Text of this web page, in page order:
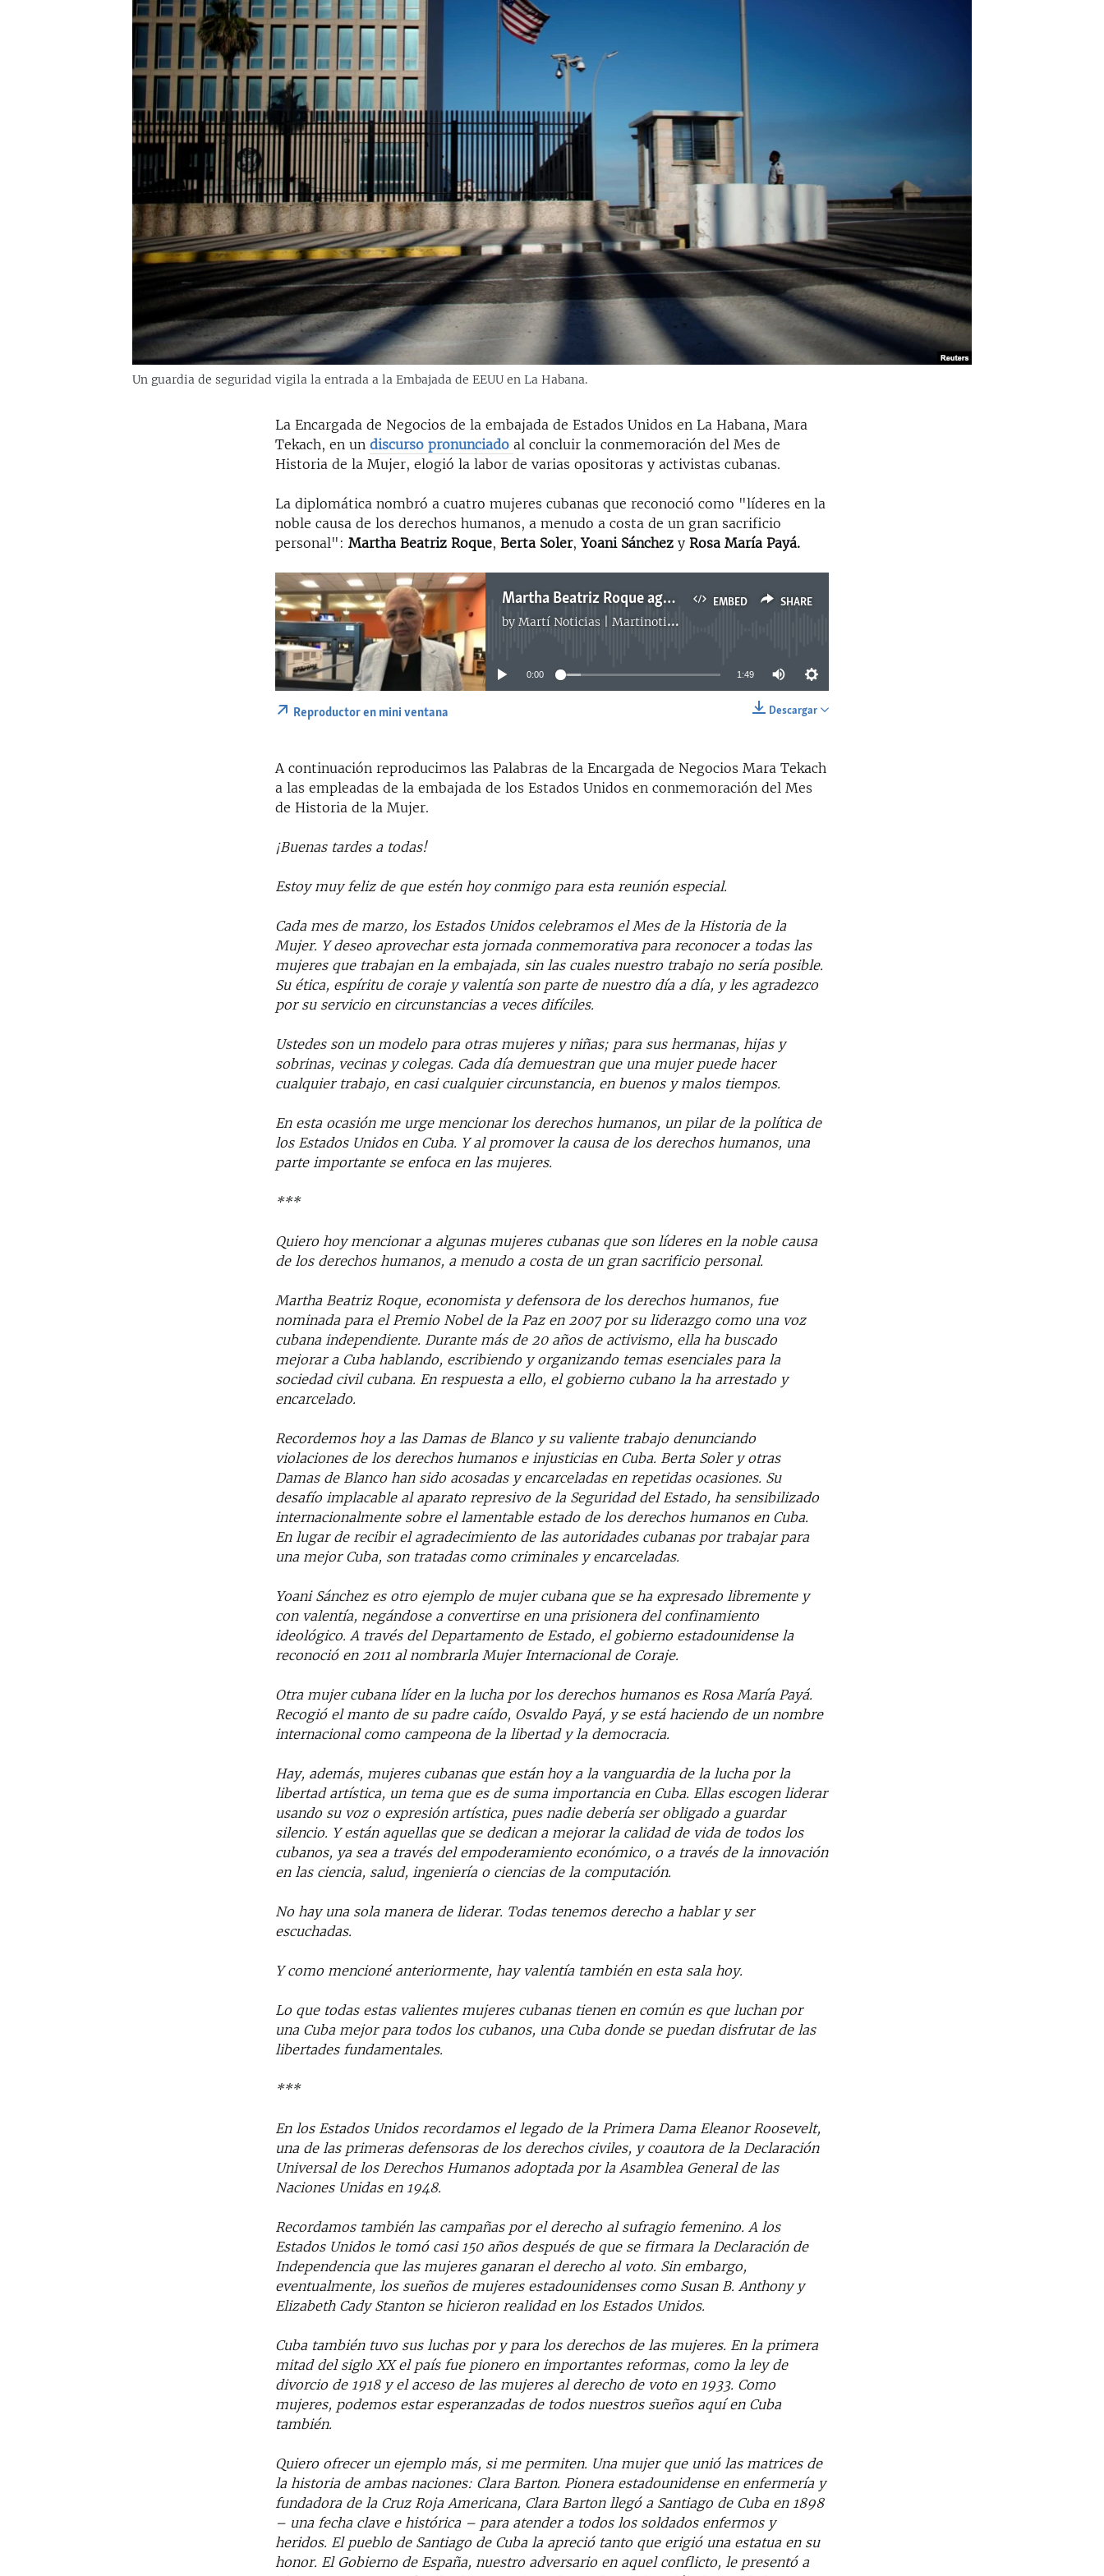
SER VIEJO EN CUBA
LOS SANTOS DE HIALEAH
DESINFORMACIÓN RUSA EN
LA INVASIÓN DE RUSIA A UCRANIA
Un guardia de seguridad vigila la entrada a la Embajada de EEUU en La Habana.
La Encargada de Negocios de la embajada de Estados Unidos en La Habana, Mara
Tekach, en undiscurso pronunciadoal concluir la conmemoración del Mes de
Historia de la Mujer, elogió la labor de varias opositoras y activistas cubanas.
La diplomática nombró a cuatro mujeres cubanas que reconoció como "líderes en la
noble causa de los derechos humanos, a menudo a costa de un gran sacrificio
personal": ​Martha Beatriz Roque, ​Berta Soler, ​Yoani Sánchez yRosa María Payá.
EMBED SHARE
Martha Beatriz Roque agradece reconocimiento de EEUU
byMartí Noticias | Martinoticias.com
No media source currently available
0:00 1:49
Descargar
Reproductor en mini ventana
A continuación reproducimos las Palabras de la Encargada de Negocios Mara Tekach
a las empleadas de la embajada de los Estados Unidos en conmemoración del Mes
de Historia de la Mujer.
¡Buenas tardes a todas!
Estoy muy feliz de que estén hoy conmigo para esta reunión especial.
Cada mes de marzo, los Estados Unidos celebramos el Mes de la Historia de la
Mujer. Y deseo aprovechar esta jornada conmemorativa para reconocer a todas las
mujeres que trabajan en la embajada, sin las cuales nuestro trabajo no sería posible.
Su ética, espíritu de coraje y valentía son parte de nuestro día a día, y les agradezco
por su servicio en circunstancias a veces difíciles.
Ustedes son un modelo para otras mujeres y niñas; para sus hermanas, hijas y
sobrinas, vecinas y colegas. Cada día demuestran que una mujer puede hacer
cualquier trabajo, en casi cualquier circunstancia, en buenos y malos tiempos.
En esta ocasión me urge mencionar los derechos humanos, un pilar de la política de
los Estados Unidos en Cuba. Y al promover la causa de los derechos humanos, una
parte importante se enfoca en las mujeres.
***
Quiero hoy mencionar a algunas mujeres cubanas que son líderes en la noble causa
de los derechos humanos, a menudo a costa de un gran sacrificio personal.
Martha Beatriz Roque, economista y defensora de los derechos humanos, fue
nominada para el Premio Nobel de la Paz en 2007 por su liderazgo como una voz
cubana independiente. Durante más de 20 años de activismo, ella ha buscado
mejorar a Cuba hablando, escribiendo y organizando temas esenciales para la
sociedad civil cubana. En respuesta a ello, el gobierno cubano la ha arrestado y
encarcelado.
Recordemos hoy a las Damas de Blanco y su valiente trabajo denunciando
violaciones de los derechos humanos e injusticias en Cuba. Berta Soler y otras
Damas de Blanco han sido acosadas y encarceladas en repetidas ocasiones. Su
desafío implacable al aparato represivo de la Seguridad del Estado, ha sensibilizado
internacionalmente sobre el lamentable estado de los derechos humanos en Cuba.
En lugar de recibir el agradecimiento de las autoridades cubanas por trabajar para
una mejor Cuba, son tratadas como criminales y encarceladas.
Yoani Sánchez es otro ejemplo de mujer cubana que se ha expresado libremente y
con valentía, negándose a convertirse en una prisionera del confinamiento
ideológico. A través del Departamento de Estado, el gobierno estadounidense la
reconoció en 2011 al nombrarla Mujer Internacional de Coraje.
Otra mujer cubana líder en la lucha por los derechos humanos es Rosa María Payá.
Recogió el manto de su padre caído, Osvaldo Payá, y se está haciendo de un nombre
internacional como campeona de la libertad y la democracia.
Hay, además, mujeres cubanas que están hoy a la vanguardia de la lucha por la
libertad artística, un tema que es de suma importancia en Cuba. Ellas escogen liderar
usando su voz o expresión artística, pues nadie debería ser obligado a guardar
silencio. Y están aquellas que se dedican a mejorar la calidad de vida de todos los
cubanos, ya sea a través del empoderamiento económico, o a través de la innovación
en las ciencia, salud, ingeniería o ciencias de la computación.
No hay una sola manera de liderar. Todas tenemos derecho a hablar y ser
escuchadas.
Y como mencioné anteriormente, hay valentía también en esta sala hoy.
Lo que todas estas valientes mujeres cubanas tienen en común es que luchan por
una Cuba mejor para todos los cubanos, una Cuba donde se puedan disfrutar de las
libertades fundamentales.
***
En los Estados Unidos recordamos el legado de la Primera Dama Eleanor Roosevelt,
una de las primeras defensoras de los derechos civiles, y coautora de la Declaración
Universal de los Derechos Humanos adoptada por la Asamblea General de las
Naciones Unidas en 1948.
Recordamos también las campañas por el derecho al sufragio femenino. A los
Estados Unidos le tomó casi 150 años después de que se firmara la Declaración de
Independencia que las mujeres ganaran el derecho al voto. Sin embargo,
eventualmente, los sueños de mujeres estadounidenses como Susan B. Anthony y
Elizabeth Cady Stanton se hicieron realidad en los Estados Unidos.
Cuba también tuvo sus luchas por y para los derechos de las mujeres. En la primera
mitad del siglo XX el país fue pionero en importantes reformas, como la ley de
divorcio de 1918 y el acceso de las mujeres al derecho de voto en 1933. Como
mujeres, podemos estar esperanzadas de todos nuestros sueños aquí en Cuba
también.
Quiero ofrecer un ejemplo más, si me permiten. Una mujer que unió las matrices de
la historia de ambas naciones: Clara Barton. Pionera estadounidense en enfermería y
fundadora de la Cruz Roja Americana, Clara Barton llegó a Santiago de Cuba en 1898
– una fecha clave e histórica – para atender a todos los soldados enfermos y
heridos. El pueblo de Santiago de Cuba la apreció tanto que erigió una estatua en su
honor. El Gobierno de España, nuestro adversario en aquel conflicto, le presentó a